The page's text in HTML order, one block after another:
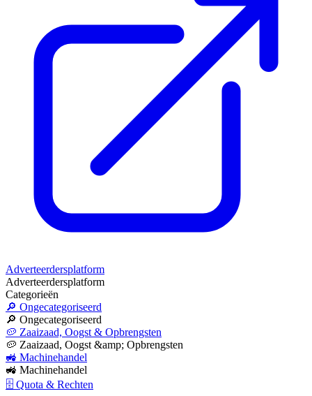
Adverteerdersplatform
Adverteerdersplatform
Categorieën
🔎 Ongecategoriseerd
🔎 Ongecategoriseerd
🥔 Zaaizaad, Oogst & Opbrengsten
🥔 Zaaizaad, Oogst &amp; Opbrengsten
🚜 Machinehandel
🚜 Machinehandel
🗄 Quota & Rechten